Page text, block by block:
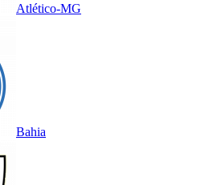
Atlético-MG
Bahia